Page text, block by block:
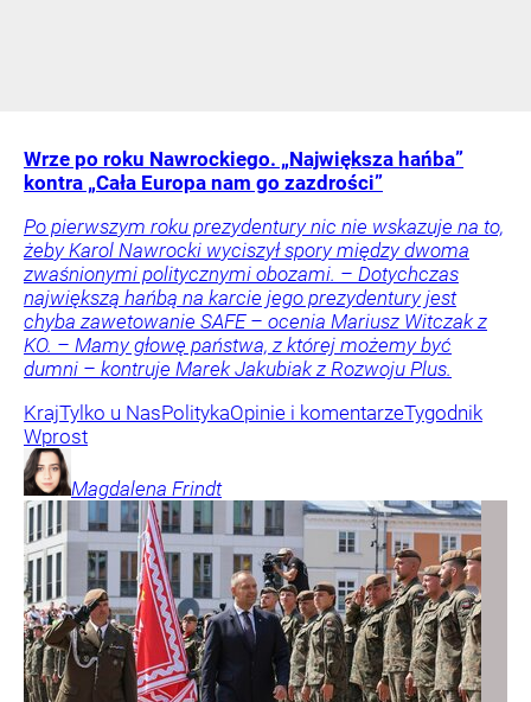
Wrze po roku Nawrockiego. „Największa hańba”
kontra „Cała Europa nam go zazdrości”
Po pierwszym roku prezydentury nic nie wskazuje na to,
żeby Karol Nawrocki wyciszył spory między dwoma
zwaśnionymi politycznymi obozami. – Dotychczas
największą hańbą na karcie jego prezydentury jest
chyba zawetowanie SAFE – ocenia Mariusz Witczak z
KO. – Mamy głowę państwa, z której możemy być
dumni – kontruje Marek Jakubiak z Rozwoju Plus.
KrajTylko u NasPolitykaOpinie i komentarzeTygodnik
Wprost
Magdalena Frindt